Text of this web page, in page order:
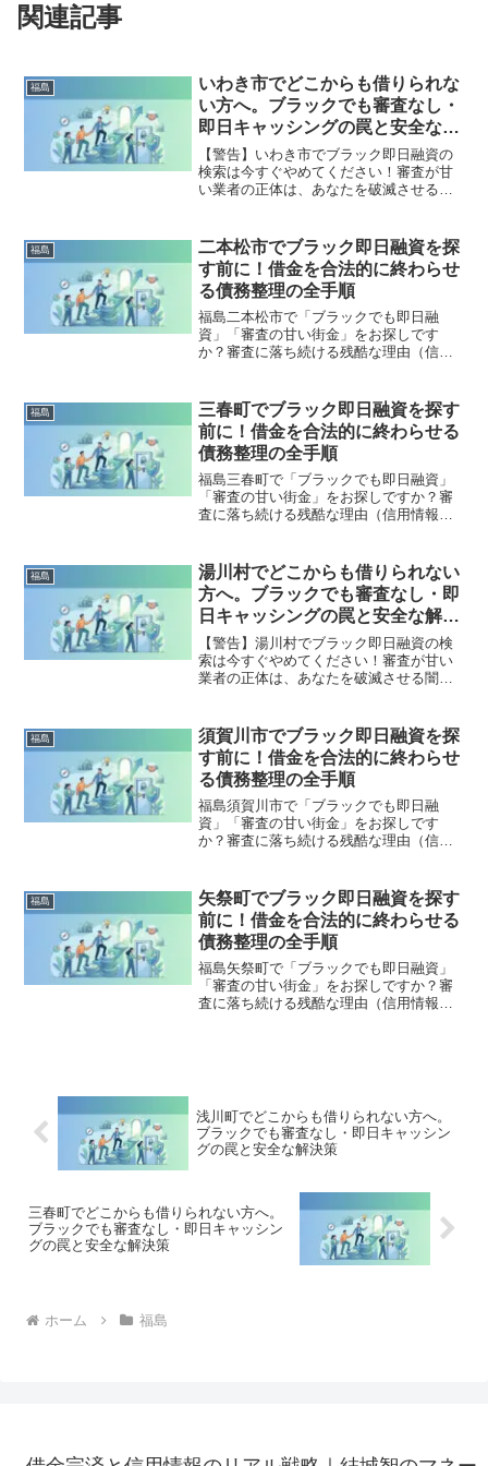
関連記事
福島
いわき市でどこからも借りられな
い方へ。ブラックでも審査なし・
即日キャッシングの罠と安全な解
決策
【警告】いわき市でブラック即日融資の
検索は今すぐやめてください！審査が甘
い業者の正体は、あなたを破滅させる闇
いわき市で違法業者を避け、借金地獄か
ら抜け出した方々の実体験と確実な解決
策を完全公開。
福島
二本松市でブラック即日融資を探
す前に！借金を合法的に終わらせ
る債務整理の全手順
福島二本松市で「ブラックでも即日融
資」「審査の甘い街金」をお探しです
か？審査に落ち続ける残酷な理由（信用
まで徹底解説。多重債務の地獄から抜け
出し、合法的に借金を減額・免除する
「債務整理」の正しい知識と、今すぐ督
促を止める無料相談窓口をご案内しま
す。
福島
三春町でブラック即日融資を探す
前に！借金を合法的に終わらせる
債務整理の全手順
福島三春町で「ブラックでも即日融資」
「審査の甘い街金」をお探しですか？審
査に落ち続ける残酷な理由（信用情報と
底解説。多重債務の地獄から抜け出し、
合法的に借金を減額・免除する「債務整
理」の正しい知識と、今すぐ督促を止め
る無料相談窓口をご案内します。
福島
湯川村でどこからも借りられない
方へ。ブラックでも審査なし・即
日キャッシングの罠と安全な解決
策
【警告】湯川村でブラック即日融資の検
索は今すぐやめてください！審査が甘い
業者の正体は、あなたを破滅させる闇金
村で違法業者を避け、借金地獄から抜け
出した方々の実体験と確実な解決策を完
全公開。
福島
須賀川市でブラック即日融資を探
す前に！借金を合法的に終わらせ
る債務整理の全手順
福島須賀川市で「ブラックでも即日融
資」「審査の甘い街金」をお探しです
か？審査に落ち続ける残酷な理由（信用
まで徹底解説。多重債務の地獄から抜け
出し、合法的に借金を減額・免除する
「債務整理」の正しい知識と、今すぐ督
促を止める無料相談窓口をご案内しま
す。
福島
矢祭町でブラック即日融資を探す
前に！借金を合法的に終わらせる
債務整理の全手順
福島矢祭町で「ブラックでも即日融資」
「審査の甘い街金」をお探しですか？審
査に落ち続ける残酷な理由（信用情報と
る無料相談窓口をご案内します。
浅川町でどこからも借りられない方へ。
ブラックでも審査なし・即日キャッシン
グの罠と安全な解決策
三春町でどこからも借りられない方へ。
ブラックでも審査なし・即日キャッシン
グの罠と安全な解決策
ホーム 福島